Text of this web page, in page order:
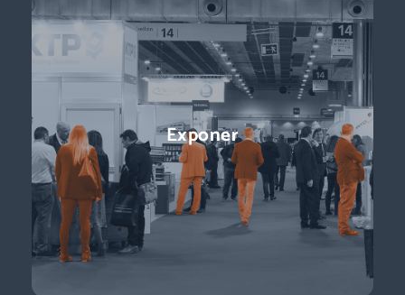
Exponer
Conferencias
¡Ponentes líderes, presentaciones centradas en temas de
actualidad y perspectivas sobre el futuro del sector que
están a la vuelta de la esquina!
Descubre más